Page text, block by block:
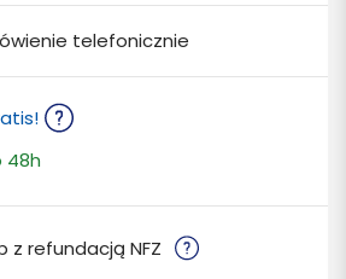
telefonicznie
48h
z refundacją NFZ